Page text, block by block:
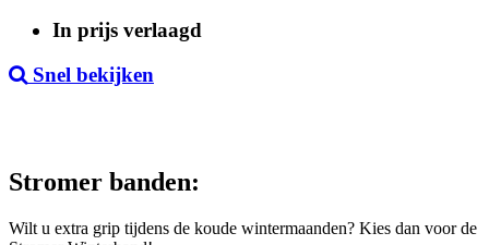
In prijs verlaagd
Snel bekijken
Stromer banden:
Wilt u extra grip tijdens de koude wintermaanden? Kies dan voor de